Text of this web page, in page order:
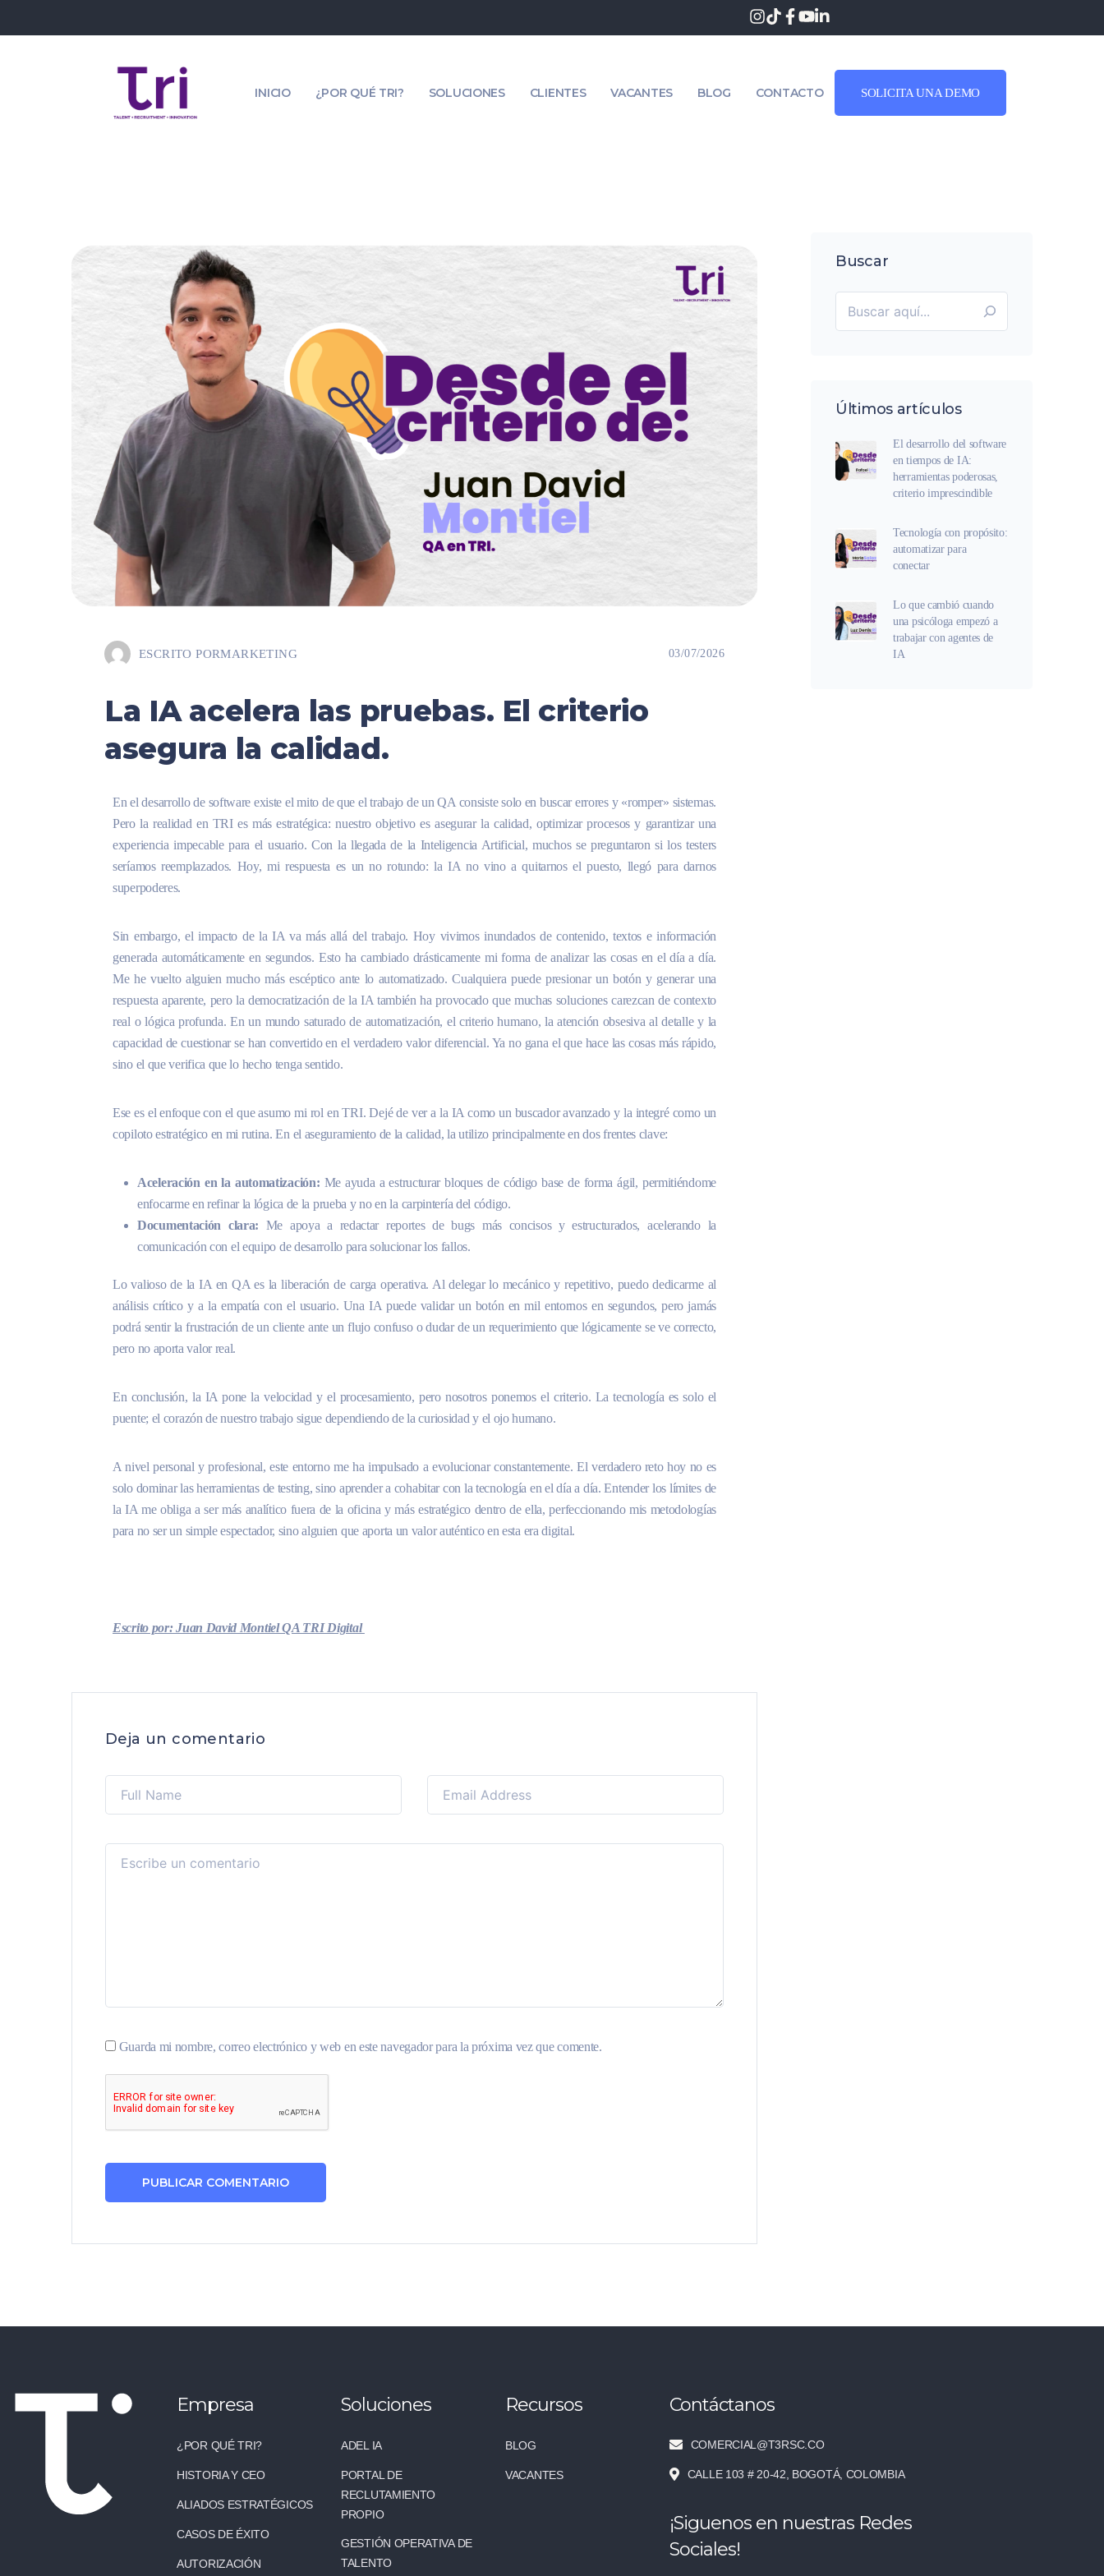
INICIO ¿POR QUÉ TRI? SOLUCIONES CLIENTES VACANTES BLOG CONTACTO SOLICITA UNA DEMO
ESCRITO PORMARKETING 03/07/2026
La IA acelera las pruebas. El criterio
asegura la calidad.
En el desarrollo de software existe el mito de que el trabajo de un QA consiste solo en buscar errores y «romper» sistemas.
Pero la realidad en TRI es más estratégica: nuestro objetivo es asegurar la calidad, optimizar procesos y garantizar una
experiencia impecable para el usuario. Con la llegada de la Inteligencia Artificial, muchos se preguntaron si los testers
seríamos reemplazados. Hoy, mi respuesta es un no rotundo: la IA no vino a quitarnos el puesto, llegó para darnos
superpoderes.
Sin embargo, el impacto de la IA va más allá del trabajo. Hoy vivimos inundados de contenido, textos e información
generada automáticamente en segundos. Esto ha cambiado drásticamente mi forma de analizar las cosas en el día a día.
Me he vuelto alguien mucho más escéptico ante lo automatizado. Cualquiera puede presionar un botón y generar una
respuesta aparente, pero la democratización de la IA también ha provocado que muchas soluciones carezcan de contexto
real o lógica profunda. En un mundo saturado de automatización, el criterio humano, la atención obsesiva al detalle y la
capacidad de cuestionar se han convertido en el verdadero valor diferencial. Ya no gana el que hace las cosas más rápido,
sino el que verifica que lo hecho tenga sentido.
Ese es el enfoque con el que asumo mi rol en TRI. Dejé de ver a la IA como un buscador avanzado y la integré como un
copiloto estratégico en mi rutina. En el aseguramiento de la calidad, la utilizo principalmente en dos frentes clave:
Aceleración en la automatización: Me ayuda a estructurar bloques de código base de forma ágil, permitiéndome
enfocarme en refinar la lógica de la prueba y no en la carpintería del código.
Documentación clara: Me apoya a redactar reportes de bugs más concisos y estructurados, acelerando la
comunicación con el equipo de desarrollo para solucionar los fallos.
Lo valioso de la IA en QA es la liberación de carga operativa. Al delegar lo mecánico y repetitivo, puedo dedicarme al
análisis crítico y a la empatía con el usuario. Una IA puede validar un botón en mil entornos en segundos, pero jamás
podrá sentir la frustración de un cliente ante un flujo confuso o dudar de un requerimiento que lógicamente se ve correcto,
pero no aporta valor real.
En conclusión, la IA pone la velocidad y el procesamiento, pero nosotros ponemos el criterio. La tecnología es solo el
puente; el corazón de nuestro trabajo sigue dependiendo de la curiosidad y el ojo humano.
A nivel personal y profesional, este entorno me ha impulsado a evolucionar constantemente. El verdadero reto hoy no es
solo dominar las herramientas de testing, sino aprender a cohabitar con la tecnología en el día a día. Entender los límites de
la IA me obliga a ser más analítico fuera de la oficina y más estratégico dentro de ella, perfeccionando mis metodologías
para no ser un simple espectador, sino alguien que aporta un valor auténtico en esta era digital.
Escrito por: Juan David Montiel QA TRI Digital
Deja un comentario
Guarda mi nombre, correo electrónico y web en este navegador para la próxima vez que comente.
Buscar
Últimos artículos
El desarrollo del software
en tiempos de IA:
herramientas poderosas,
criterio imprescindible
Tecnología con propósito:
automatizar para
conectar
Lo que cambió cuando
una psicóloga empezó a
trabajar con agentes de
IA
Empresa
¿POR QUÉ TRI?
HISTORIA Y CEO
ALIADOS ESTRATÉGICOS
CASOS DE ÉXITO
AUTORIZACIÓN
Soluciones
ADEL IA
PORTAL DE
RECLUTAMIENTO
PROPIO
GESTIÓN OPERATIVA DE
TALENTO
Recursos
BLOG
VACANTES
Contáctanos
COMERCIAL@T3RSC.CO
CALLE 103 # 20-42, BOGOTÁ, COLOMBIA
¡Siguenos en nuestras Redes
Sociales!